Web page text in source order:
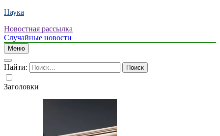
Наука
Новостная рассылка
Случайные новости
Меню
Найти:
Заголовки